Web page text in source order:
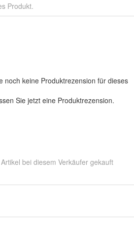
Produkt.
noch keine Produktrezension für dieses
Sie jetzt eine Produktrezension.
bei diesem Verkäufer gekauft